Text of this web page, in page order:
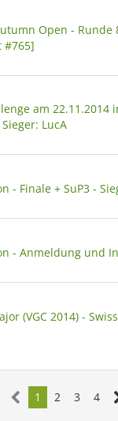
Open - Runde
#765]
am 22.11.2014
LucA
- Finale + SuP3 -
- Anmeldung und
(VGC 2014) -
1 2 3 4